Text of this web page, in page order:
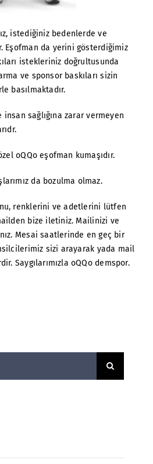
istediğiniz bedenlerde ve
Eşofman da yerini gösterdiğimiz
istekleriniz doğrultusunda
ve sponsor baskıları sizin
basılmaktadır.
insan sağlığına zarar vermeyen
oQQo eşofman kumaşıdır.
da bozulma olmaz.
renklerini ve adetlerini lütfen
bize iletiniz. Mailinizi ve
Mesai saatlerinde en geç bir
sizi arayarak yada mail
Saygılarımızla oQQo demspor.